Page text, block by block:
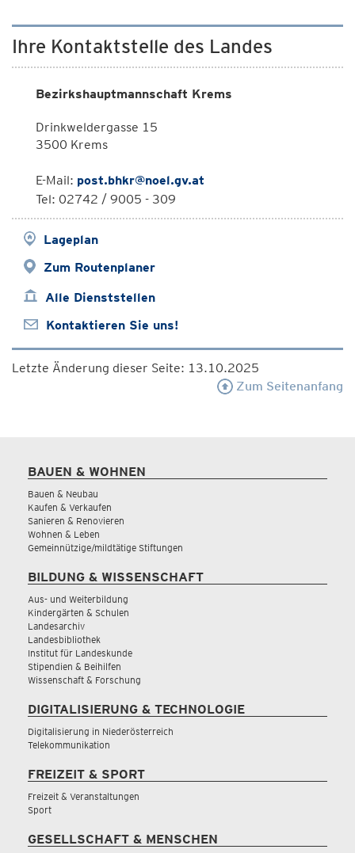
Ihre Kontaktstelle des Landes
Bezirkshauptmannschaft Krems
Drinkweldergasse 15
3500 Krems
E-Mail: post.bhkr@noel.gv.at
Tel: 02742 / 9005 - 309
Lageplan
Zum Routenplaner
Alle Dienststellen
Kontaktieren Sie uns!
Letzte Änderung dieser Seite: 13.10.2025
Zum Seitenanfang
BAUEN & WOHNEN
Bauen & Neubau
Kaufen & Verkaufen
Sanieren & Renovieren
Wohnen & Leben
Gemeinnützige/mildtätige Stiftungen
BILDUNG & WISSENSCHAFT
Aus- und Weiterbildung
Kindergärten & Schulen
Landesarchiv
Landesbibliothek
Institut für Landeskunde
Stipendien & Beihilfen
Wissenschaft & Forschung
DIGITALISIERUNG & TECHNOLOGIE
Digitalisierung in Niederösterreich
Telekommunikation
FREIZEIT & SPORT
Freizeit & Veranstaltungen
Sport
GESELLSCHAFT & MENSCHEN